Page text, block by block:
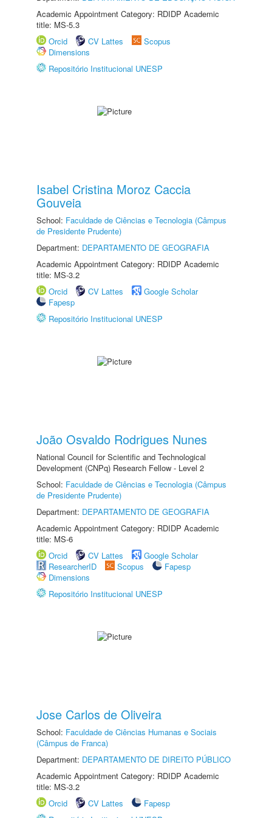
Academic Appointment Category: RDIDP Academic
title: MS-5.3
Orcid
CV Lattes
Scopus
Dimensions
Repositório Institucional UNESP
Isabel Cristina Moroz Caccia
Gouveia
School: Faculdade de Ciências e Tecnologia (Câmpus
de Presidente Prudente)
Department: DEPARTAMENTO DE GEOGRAFIA
Academic Appointment Category: RDIDP Academic
title: MS-3.2
Orcid
CV Lattes
Google Scholar
Fapesp
Repositório Institucional UNESP
João Osvaldo Rodrigues Nunes
National Council for Scientific and Technological
Development (CNPq) Research Fellow - Level 2
School: Faculdade de Ciências e Tecnologia (Câmpus
de Presidente Prudente)
Department: DEPARTAMENTO DE GEOGRAFIA
Academic Appointment Category: RDIDP Academic
title: MS-6
Orcid
CV Lattes
Google Scholar
ResearcherID
Scopus
Fapesp
Dimensions
Repositório Institucional UNESP
Jose Carlos de Oliveira
School: Faculdade de Ciências Humanas e Sociais
(Câmpus de Franca)
Department: DEPARTAMENTO DE DIREITO PÚBLICO
Academic Appointment Category: RDIDP Academic
title: MS-3.2
Orcid
CV Lattes
Fapesp